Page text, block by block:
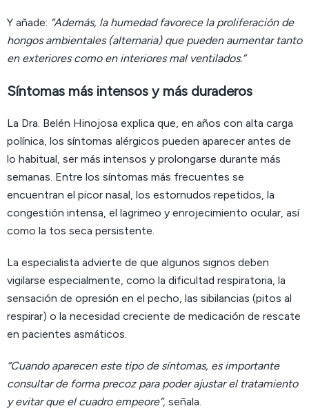
Y añade: “Además, la humedad favorece la proliferación de
hongos ambientales (alternaria) que pueden aumentar tanto
en exteriores como en interiores mal ventilados.”
Síntomas más intensos y más duraderos
La Dra. Belén Hinojosa explica que, en años con alta carga
polínica, los síntomas alérgicos pueden aparecer antes de
lo habitual, ser más intensos y prolongarse durante más
semanas. Entre los síntomas más frecuentes se
encuentran el picor nasal, los estornudos repetidos, la
congestión intensa, el lagrimeo y enrojecimiento ocular, así
como la tos seca persistente.
La especialista advierte de que algunos signos deben
vigilarse especialmente, como la dificultad respiratoria, la
sensación de opresión en el pecho, las sibilancias (pitos al
respirar) o la necesidad creciente de medicación de rescate
en pacientes asmáticos.
“Cuando aparecen este tipo de síntomas, es importante
consultar de forma precoz para poder ajustar el tratamiento
y evitar que el cuadro empeore”, señala.